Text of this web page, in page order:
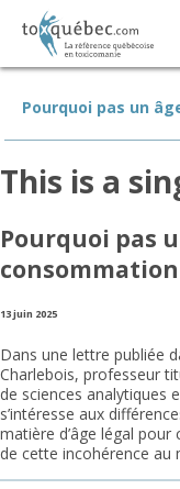
Pourquoi pas un
This is a
Pourquoi pas
consommation
13 juin 2025
Dans une lettre publiée
Charlebois, professeur
de sciences analytiques
s’intéresse aux
matière d’âge légal
de cette incohérence au